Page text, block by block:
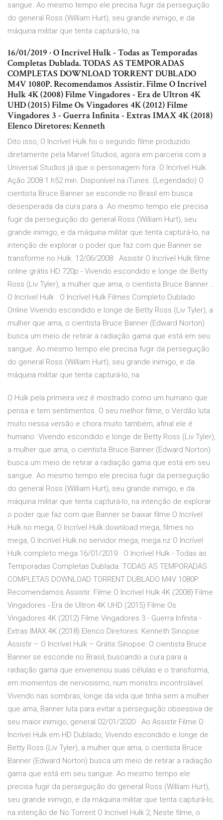
sangue. Ao mesmo tempo ele precisa fugir da perseguição
do general Ross (William Hurt), seu grande inimigo, e da
máquina militar que tenta capturá-lo, na
16/01/2019 · O Incrível Hulk - Todas as Temporadas
Completas Dublada. TODAS AS TEMPORADAS
COMPLETAS DOWNLOAD TORRENT DUBLADO
M4V 1080P. Recomendamos Assistir. Filme O Incrível
Hulk 4K (2008) Filme Vingadores - Era de Ultron 4K
UHD (2015) Filme Os Vingadores 4K (2012) Filme
Vingadores 3 - Guerra Infinita - Extras IMAX 4K (2018)
Elenco Diretores: Kenneth
Dito isso, O Incrível Hulk foi o segundo filme produzido
diretamente pela Marvel Studios, agora em parceria com a
Universal Studios já que o personagem fora O Incrível Hulk.
Ação 2008 1 h52 min. Disponível na iTunes. (Legendado) O
cientista Bruce Banner se esconde no Brasil em busca
desesperada da cura para a Ao mesmo tempo ele precisa
fugir da perseguição do general Ross (William Hurt), seu
grande inimigo, e da máquina militar que tenta capturá-lo, na
intenção de explorar o poder que faz com que Banner se
transforme no Hulk. 12/06/2008 · Assistir O Incrível Hulk filme
online grátis HD 720p - Vivendo escondido e longe de Betty
Ross (Liv Tyler), a mulher que ama, o cientista Bruce Banner …
O Incrível Hulk . O Incrível Hulk Filmes Completo Dublado
Online Vivendo escondido e longe de Betty Ross (Liv Tyler), a
mulher que ama, o cientista Bruce Banner (Edward Norton)
busca um meio de retirar a radiação gama que está em seu
sangue. Ao mesmo tempo ele precisa fugir da perseguição
do general Ross (William Hurt), seu grande inimigo, e da
máquina militar que tenta capturá-lo, na
O Hulk pela primeira vez é mostrado como um humano que
pensa e tem sentimentos. O seu melhor filme, o Verdão luta
muito nessa versão e chora muito também, afinal ele é
humano. Vivendo escondido e longe de Betty Ross (Liv Tyler),
a mulher que ama, o cientista Bruce Banner (Edward Norton)
busca um meio de retirar a radiação gama que está em seu
sangue. Ao mesmo tempo ele precisa fugir da perseguição
do general Ross (William Hurt), seu grande inimigo, e da
máquina militar que tenta capturá-lo, na intenção de explorar
o poder que faz com que Banner se baixar filme O Incrível
Hulk no mega, O Incrível Hulk download mega, filmes no
mega, O Incrível Hulk no servidor mega, mega.nz O Incrível
Hulk completo mega 16/01/2019 · O Incrível Hulk - Todas as
Temporadas Completas Dublada. TODAS AS TEMPORADAS
COMPLETAS DOWNLOAD TORRENT DUBLADO M4V 1080P.
Recomendamos Assistir. Filme O Incrível Hulk 4K (2008) Filme
Vingadores - Era de Ultron 4K UHD (2015) Filme Os
Vingadores 4K (2012) Filme Vingadores 3 - Guerra Infinita -
Extras IMAX 4K (2018) Elenco Diretores: Kenneth Sinopse:
Assistir – O Incrível Hulk – Grátis Sinopse: O cientista Bruce
Banner se esconde no Brasil, buscando a cura para a
radiação gama que envenenou suas células e o transforma,
em momentos de nervosismo, num monstro incontrolável.
Vivendo nas sombras, longe da vida que tinha sem a mulher
que ama, Banner luta para evitar a perseguição obsessiva de
seu maior inimigo, general 02/01/2020 · Ao Assistir Filme O
Incrível Hulk em HD Dublado, Vivendo escondido e longe de
Betty Ross (Liv Tyler), a mulher que ama, o cientista Bruce
Banner (Edward Norton) busca um meio de retirar a radiação
gama que está em seu sangue. Ao mesmo tempo ele
precisa fugir da perseguição do general Ross (William Hurt),
seu grande inimigo, e da máquina militar que tenta capturá-lo,
na intenção de No Torrent O Incrivel Hulk 2, Neste filme, o